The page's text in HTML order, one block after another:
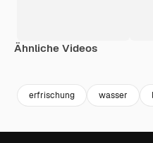
Ähnliche Videos
erfrischung wasser